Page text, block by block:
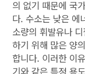
의 없기 때문에 국
다. 수소는 낮은 에
소량의 휘발유나
하기 위해 많은 양
합니다. 이러한 이
기와 같은 특정 용